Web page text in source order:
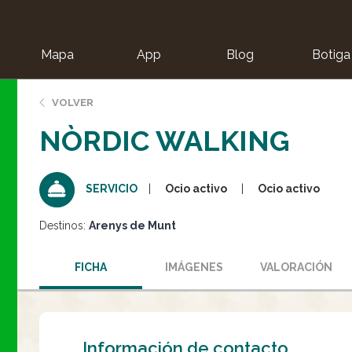
Mapa App Blog Botiga
VOLVER
NÒRDIC WALKING
SERVICIO Ocio activo Ocio activo
Destinos: Arenys de Munt
FICHA IMÁGENES VALORACIÓN